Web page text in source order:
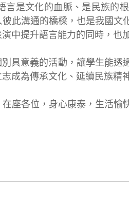
文化的血脈、是民族的
此溝通的橋樑，也是我國
中提升語言能力的同時，也
意義的活動，讓學生能透
成為傳承文化、延續民族精
各位，身心康泰，生活愉